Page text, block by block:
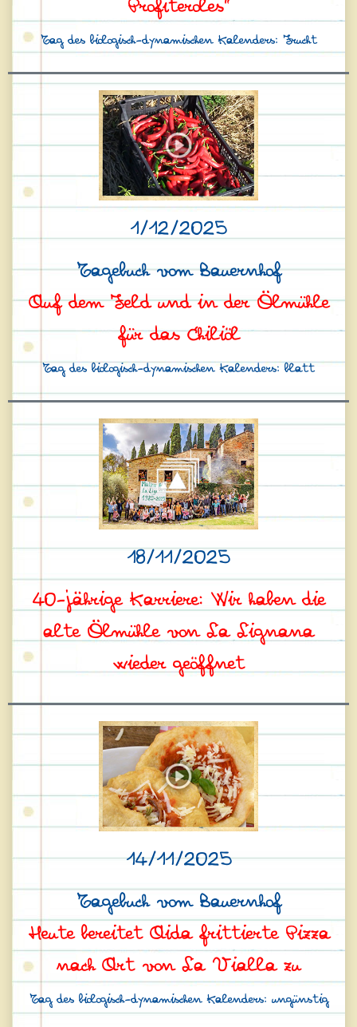
Profiteroles”
Tag des biologisch-dynamischen Kalenders: Frucht
1/12/2025
Tagebuch vom Bauernhof
Auf dem Feld und in der Ölmühle
für das Chiliöl
Tag des biologisch-dynamischen Kalenders: blatt
18/11/2025
40-jährige Karriere: Wir haben die
alte Ölmühle von La Lignana
wieder geöffnet
14/11/2025
Tagebuch vom Bauernhof
Heute bereitet Aida frittierte Pizza
nach Art von La Vialla zu
Tag des biologisch-dynamischen Kalenders: ungünstig